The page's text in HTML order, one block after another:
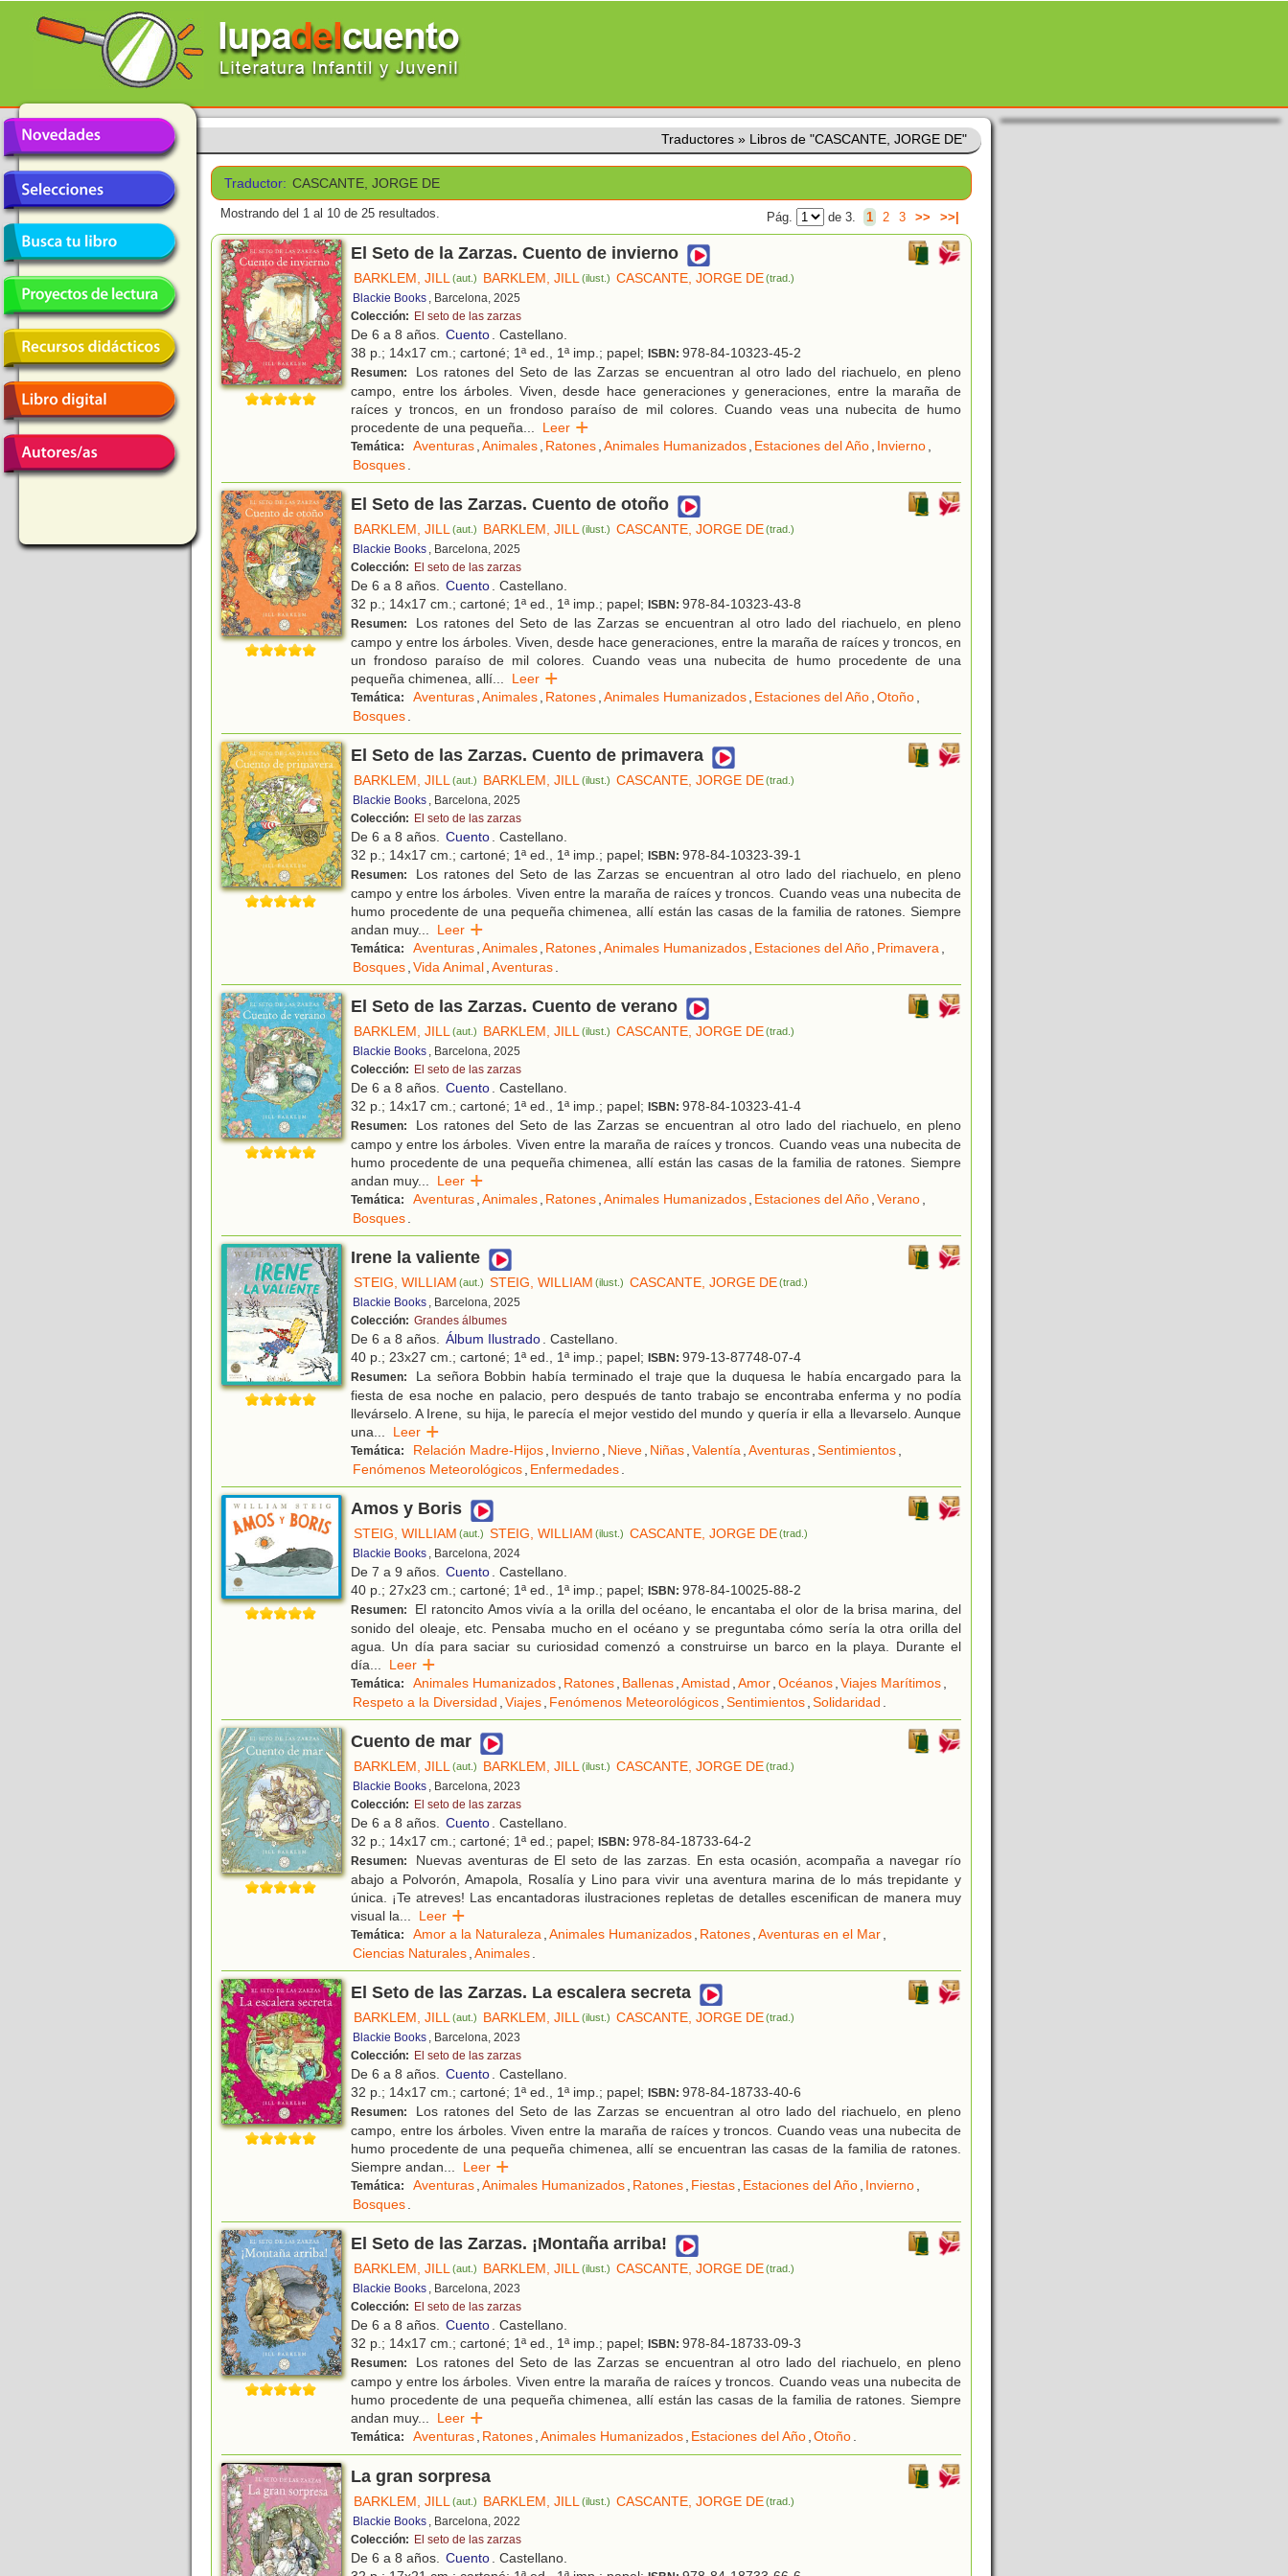
Traductores » Libros de "CASCANTE, JORGE DE"
Traductor: CASCANTE, JORGE DE
Mostrando del 1 al 10 de 25 resultados. Pág. de 3. 1 2 3 >> >>|
El Seto de la Zarzas. Cuento de invierno
BARKLEM, JILL(aut.) BARKLEM, JILL(ilust.) CASCANTE, JORGE DE (trad.)
Blackie Books , Barcelona, 2025
Colección: El seto de las zarzas
De 6 a 8 años. Cuento. Castellano.
38 p.; 14x17 cm.; cartoné; 1ª ed., 1ª imp.; papel; ISBN: 978-84-10323-45-2
Resumen:
Los ratones del Seto de las Zarzas se encuentran al otro lado del riachuelo, en pleno
campo, entre los árboles. Viven, desde hace generaciones y generaciones, entre la maraña de
raíces y troncos, en un frondoso paraíso de mil colores. Cuando veas una nubecita de humo
procedente de una pequeña... Leer
Temática: Aventuras,Animales, Ratones,Animales Humanizados, Estaciones del Año, Invierno,
Bosques.
El Seto de las Zarzas. Cuento de otoño
BARKLEM, JILL(aut.) BARKLEM, JILL(ilust.) CASCANTE, JORGE DE (trad.)
Blackie Books , Barcelona, 2025
Colección: El seto de las zarzas
De 6 a 8 años. Cuento. Castellano.
32 p.; 14x17 cm.; cartoné; 1ª ed., 1ª imp.; papel; ISBN: 978-84-10323-43-8
Resumen:
Los ratones del Seto de las Zarzas se encuentran al otro lado del riachuelo, en pleno
campo y entre los árboles. Viven, desde hace generaciones, entre la maraña de raíces y troncos, en
un frondoso paraíso de mil colores. Cuando veas una nubecita de humo procedente de una
pequeña chimenea, allí... Leer
Temática: Aventuras,Animales, Ratones,Animales Humanizados, Estaciones del Año,Otoño,
Bosques.
El Seto de las Zarzas. Cuento de primavera
BARKLEM, JILL(aut.) BARKLEM, JILL(ilust.) CASCANTE, JORGE DE (trad.)
Blackie Books , Barcelona, 2025
Colección: El seto de las zarzas
De 6 a 8 años. Cuento. Castellano.
32 p.; 14x17 cm.; cartoné; 1ª ed., 1ª imp.; papel; ISBN: 978-84-10323-39-1
Resumen:
Los ratones del Seto de las Zarzas se encuentran al otro lado del riachuelo, en pleno
campo y entre los árboles. Viven entre la maraña de raíces y troncos. Cuando veas una nubecita de
humo procedente de una pequeña chimenea, allí están las casas de la familia de ratones. Siempre
andan muy... Leer
Temática: Aventuras,Animales, Ratones,Animales Humanizados, Estaciones del Año, Primavera,
Bosques,Vida Animal,Aventuras.
El Seto de las Zarzas. Cuento de verano
BARKLEM, JILL(aut.) BARKLEM, JILL(ilust.) CASCANTE, JORGE DE (trad.)
Blackie Books , Barcelona, 2025
Colección: El seto de las zarzas
De 6 a 8 años. Cuento. Castellano.
32 p.; 14x17 cm.; cartoné; 1ª ed., 1ª imp.; papel; ISBN: 978-84-10323-41-4
Resumen:
Los ratones del Seto de las Zarzas se encuentran al otro lado del riachuelo, en pleno
campo y entre los árboles. Viven entre la maraña de raíces y troncos. Cuando veas una nubecita de
humo procedente de una pequeña chimenea, allí están las casas de la familia de ratones. Siempre
andan muy... Leer
Temática: Aventuras,Animales, Ratones,Animales Humanizados, Estaciones del Año,Verano,
Bosques.
Irene la valiente
STEIG, WILLIAM (aut.) STEIG, WILLIAM (ilust.) CASCANTE, JORGE DE (trad.)
Blackie Books , Barcelona, 2025
Colección: Grandes álbumes
De 6 a 8 años. Álbum Ilustrado. Castellano.
40 p.; 23x27 cm.; cartoné; 1ª ed., 1ª imp.; papel; ISBN: 979-13-87748-07-4
Resumen:
La señora Bobbin había terminado el traje que la duquesa le había encargado para la
fiesta de esa noche en palacio, pero después de tanto trabajo se encontraba enferma y no podía
llevárselo. A Irene, su hija, le parecía el mejor vestido del mundo y quería ir ella a llevarselo. Aunque
una... Leer
Temática: Relación Madre-Hijos, Invierno, Nieve, Niñas,Valentía,Aventuras,Sentimientos,
Fenómenos Meteorológicos, Enfermedades.
Amos y Boris
STEIG, WILLIAM (aut.) STEIG, WILLIAM (ilust.) CASCANTE, JORGE DE (trad.)
Blackie Books , Barcelona, 2024
De 7 a 9 años. Cuento. Castellano.
40 p.; 27x23 cm.; cartoné; 1ª ed., 1ª imp.; papel; ISBN: 978-84-10025-88-2
Resumen:
El ratoncito Amos vivía a la orilla del océano, le encantaba el olor de la brisa marina, del
sonido del oleaje, etc. Pensaba mucho en el océano y se preguntaba cómo sería la otra orilla del
agua. Un día para saciar su curiosidad comenzó a construirse un barco en la playa. Durante el
día... Leer
Temática: Animales Humanizados, Ratones, Ballenas,Amistad ,Amor,Océanos,Viajes Marítimos,
Respeto a la Diversidad ,Viajes, Fenómenos Meteorológicos,Sentimientos,Solidaridad .
Cuento de mar
BARKLEM, JILL(aut.) BARKLEM, JILL(ilust.) CASCANTE, JORGE DE (trad.)
Blackie Books , Barcelona, 2023
Colección: El seto de las zarzas
De 6 a 8 años. Cuento. Castellano.
32 p.; 14x17 cm.; cartoné; 1ª ed.; papel; ISBN: 978-84-18733-64-2
Resumen:
Nuevas aventuras de El seto de las zarzas. En esta ocasión, acompaña a navegar río
abajo a Polvorón, Amapola, Rosalía y Lino para vivir una aventura marina de lo más trepidante y
única. ¡Te atreves! Las encantadoras ilustraciones repletas de detalles escenifican de manera muy
visual la... Leer
Temática: Amor a la Naturaleza,Animales Humanizados, Ratones,Aventuras en el Mar,
Ciencias Naturales,Animales.
El Seto de las Zarzas. La escalera secreta
BARKLEM, JILL(aut.) BARKLEM, JILL(ilust.) CASCANTE, JORGE DE (trad.)
Blackie Books , Barcelona, 2023
Colección: El seto de las zarzas
De 6 a 8 años. Cuento. Castellano.
32 p.; 14x17 cm.; cartoné; 1ª ed., 1ª imp.; papel; ISBN: 978-84-18733-40-6
Resumen:
Los ratones del Seto de las Zarzas se encuentran al otro lado del riachuelo, en pleno
campo, entre los árboles. Viven entre la maraña de raíces y troncos. Cuando veas una nubecita de
humo procedente de una pequeña chimenea, allí se encuentran las casas de la familia de ratones.
Siempre andan... Leer
Temática: Aventuras,Animales Humanizados, Ratones, Fiestas, Estaciones del Año, Invierno,
Bosques.
El Seto de las Zarzas. ¡Montaña arriba!
BARKLEM, JILL(aut.) BARKLEM, JILL(ilust.) CASCANTE, JORGE DE (trad.)
Blackie Books , Barcelona, 2023
Colección: El seto de las zarzas
De 6 a 8 años. Cuento. Castellano.
32 p.; 14x17 cm.; cartoné; 1ª ed., 1ª imp.; papel; ISBN: 978-84-18733-09-3
Resumen:
Los ratones del Seto de las Zarzas se encuentran al otro lado del riachuelo, en pleno
campo y entre los árboles. Viven entre la maraña de raíces y troncos. Cuando veas una nubecita de
humo procedente de una pequeña chimenea, allí están las casas de la familia de ratones. Siempre
andan muy... Leer
Temática: Aventuras, Ratones,Animales Humanizados, Estaciones del Año,Otoño.
La gran sorpresa
BARKLEM, JILL(aut.) BARKLEM, JILL(ilust.) CASCANTE, JORGE DE (trad.)
Blackie Books , Barcelona, 2022
Colección: El seto de las zarzas
De 6 a 8 años. Cuento. Castellano.